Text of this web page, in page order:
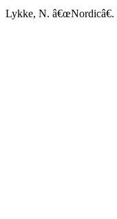
Lykke, N. â€œNordicâ€.